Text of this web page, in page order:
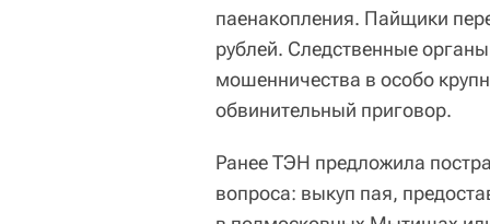
паенакопления. Пайщики
рублей. Следственные
мошенничества в особо
обвинительный приговор.
Ранее ТЭН предложила
вопроса: выкуп пая,